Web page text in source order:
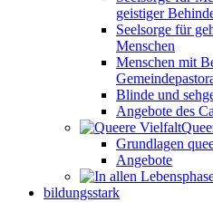
geistiger
Seelsorge für
Menschen
Menschen mit
Blinde und
Angebote des
Grundlagen
Angebote
bildungsstark